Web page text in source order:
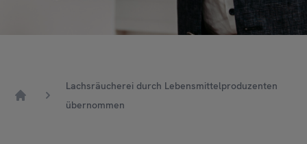
Lachsräucherei durch Lebensmittelproduzenten
übernommen